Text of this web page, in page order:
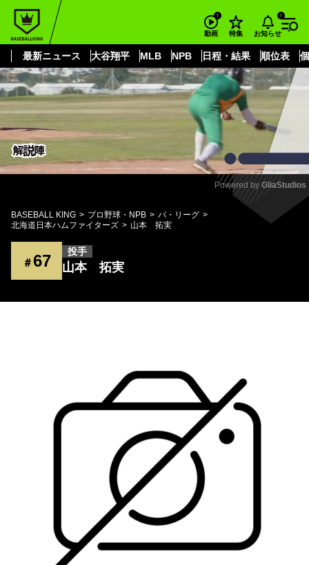
動画 特集 お知らせ
最新ニュース 大谷翔平 MLB NPB 日程・結果 順位表
もっと見る
Mute
Powered by GliaStudios
BASEBALL KING プロ野球・NPB
パ・リーグ
北海道日本ハムファイターズ
山本 拓実
＃ 67 投手
山本 拓実